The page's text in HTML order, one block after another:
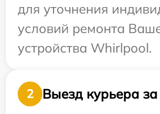
для уточнения
условий ремонта
устройства Whirlpool.
2
Выезд курьера